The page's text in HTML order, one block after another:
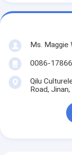
Ms. Maggie
0086-
Qilu
Road,